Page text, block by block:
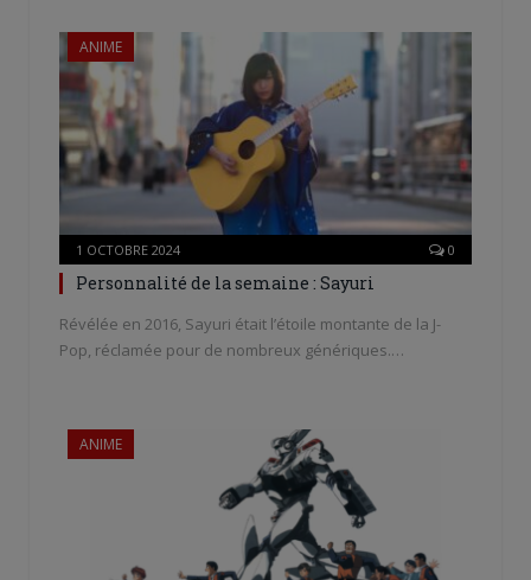
ANIME
1 OCTOBRE 2024 0
Personnalité de la semaine : Sayuri
Révélée en 2016, Sayuri était l’étoile montante de la J-
Pop, réclamée pour de nombreux génériques.…
ANIME